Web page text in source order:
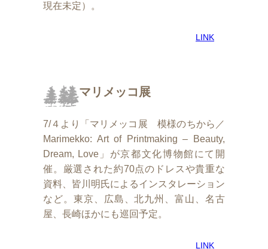
現在未定）。
LINK
マリメッコ展
7/４より「マリメッコ展 模様のちから／
Marimekko: Art of Printmaking – Beauty,
Dream, Love」が京都文化博物館にて開
催。厳選された約70点のドレスや貴重な
資料、皆川明氏によるインスタレーション
など。東京、広島、北九州、富山、名古
屋、長崎ほかにも巡回予定。
LINK